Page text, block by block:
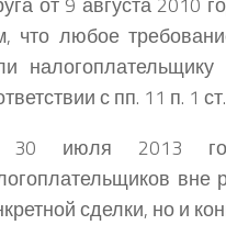
что любое
с пп. 11 п. 1
июля 2013
вне
сделки, но и